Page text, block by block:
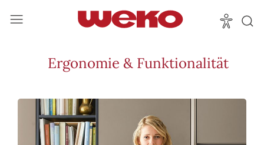
Ergonomie & Funktionalität